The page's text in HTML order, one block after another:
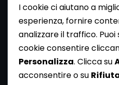
Newsletter
Se vuoi ricevere la Rivista
dalla Redazione di
Newsletter [Clicca Qui]
I cookie ci aiutano a
esperienza, fornire
analizzare il traffico. Puoi
cookie consentire
Personalizza. Clicca su
acconsentire o su